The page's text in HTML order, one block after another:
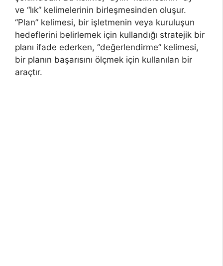
ve “lık” kelimelerinin birleşmesinden oluşur.
“Plan” kelimesi, bir işletmenin veya kuruluşun
hedeflerini belirlemek için kullandığı stratejik bir
planı ifade ederken, “değerlendirme” kelimesi,
bir planın başarısını ölçmek için kullanılan bir
araçtır.